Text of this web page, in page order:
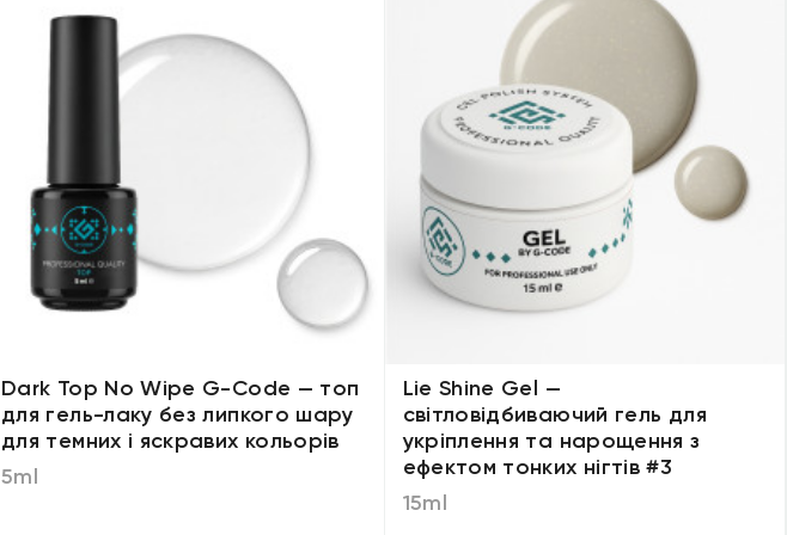
Dark Top No Wipe G-Code — топ
для гель-лаку без липкого шару
для темних і яскравих кольорів
5ml
Lie Shine Gel —
світловідбиваючий гель для
укріплення та нарощення з
ефектом тонких нігтів #3
15ml